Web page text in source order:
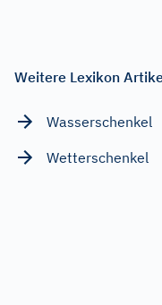
Weitere Lexikon
Wasserschenkel
Wetterschenkel